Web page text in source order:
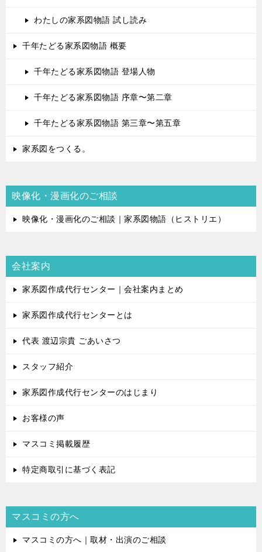
わたしの家系図物語 試し読み
千年たどる家系図物語 概要
千年たどる家系図物語 登場人物
千年たどる家系図物語 序章〜第二章
千年たどる家系図物語 第三章〜第五章
家系図をつくる。
映像化・漫画化のご相談
映像化・漫画化のご相談｜家系図物語（ヒストリエ）
会社案内
家系図作成代行センター｜会社案内まとめ
家系図作成代行センターとは
代表 渡辺宗貴 ごあいさつ
スタッフ紹介
家系図作成代行センターのはじまり
お客様の声
マスコミ掲載履歴
特定商取引に基づく表記
マスコミの方へ
マスコミの方へ｜取材・出演のご相談